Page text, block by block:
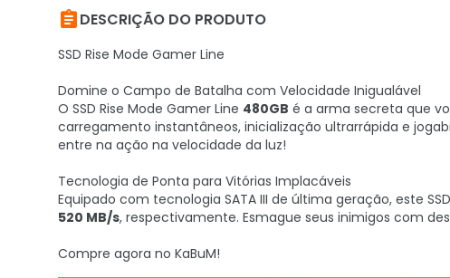
DESCRIÇÃO DO PRODUTO
SSD Rise Mode Gamer Line
Domine o Campo de Batalha com Velocidade Inigualável
O SSD Rise Mode Gamer Line 480GB é a arma secreta que
carregamento instantâneos, inicialização ultrarrápida e
entre na ação na velocidade da luz!
Tecnologia de Ponta para Vitórias Implacáveis
Equipado com tecnologia SATA III de última geração, este
520 MB/s, respectivamente. Esmague seus inimigos com
Compre agora no KaBuM!